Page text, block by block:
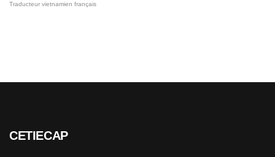
Traducteur vietnamien français
CETIECAP